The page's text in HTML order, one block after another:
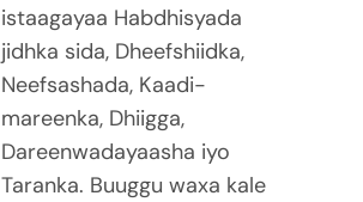
istaagayaa Habdhisyada
jidhka sida, Dheefshiidka,
Neefsashada, Kaadi-
mareenka, Dhiigga,
Dareenwadayaasha iyo
Taranka. Buuggu waxa kale